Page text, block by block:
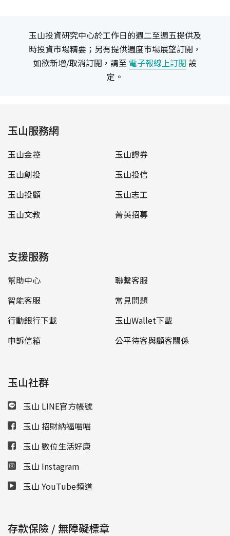
玉山投資研究中心於工作日的週二至週五提供及
時投資市場精要；另有提供週度市場展望訂閱，
如欲新增/取消訂閱，請至 電子報線上訂閱 設
定。
玉山服務網
玉山金控
玉山證券
玉山創投
玉山投信
玉山投顧
玉山志工
玉山文教
菁英招募
支援服務
幫助中心
聯繫客服
智能客服
常見問題
行動銀行下載
玉山Wallet下載
申訴信箱
公平待客與顧客關係
玉山社群
玉山 LINE官方帳號
玉山 招財納福喵喵
玉山 數位生活好康
玉山 Instagram
玉山 YouTube頻道
存款保險 / 無障礙標章